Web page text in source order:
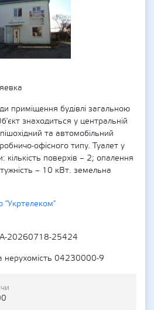
приміщення будівлі загальною
знаходиться у центральній
та автомобільний
офісного типу. Туалет у
кількість поверхів – 2; опалення
– 10 кВт. земельна
"Укртелеком"
20260718-25424
нерухомість 04230000-9